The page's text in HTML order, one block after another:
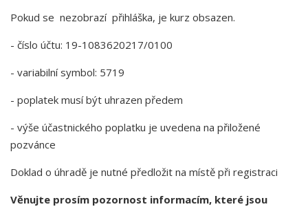
Pokud se nezobrazí přihláška, je kurz obsazen.
- číslo účtu: 19-1083620217/0100
- variabilní symbol: 5719
- poplatek musí být uhrazen předem
- výše účastnického poplatku je uvedena na přiložené
pozvánce
Doklad o úhradě je nutné předložit na místě při registraci
Věnujte prosím pozornost informacím, které jsou